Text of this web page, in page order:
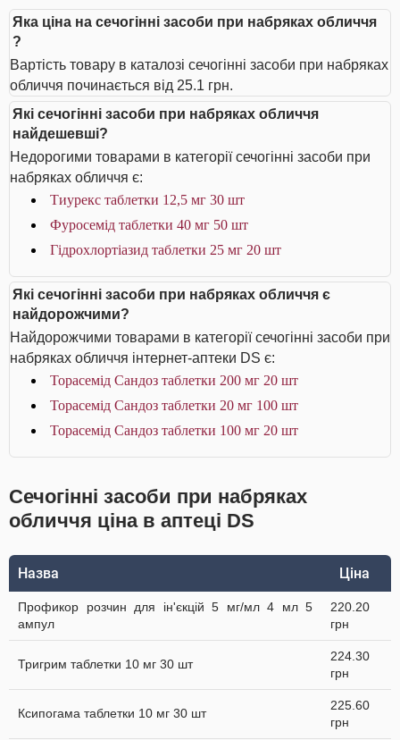
Яка ціна на сечогінні засоби при набряках обличчя
?
Вартість товару в каталозі сечогінні засоби при набряках
обличчя починається від 25.1 грн.
Які сечогінні засоби при набряках обличчя
найдешевші?
Недорогими товарами в категорії сечогінні засоби при
набряках обличчя є:
Тиурекс таблетки 12,5 мг 30 шт
Фуросемід таблетки 40 мг 50 шт
Гідрохлортіазид таблетки 25 мг 20 шт
Які сечогінні засоби при набряках обличчя є
найдорожчими?
Найдорожчими товарами в категорії сечогінні засоби при
набряках обличчя інтернет-аптеки DS є:
Торасемід Сандоз таблетки 200 мг 20 шт
Торасемід Сандоз таблетки 20 мг 100 шт
Торасемід Сандоз таблетки 100 мг 20 шт
Сечогінні засоби при набряках
обличчя ціна в аптеці DS
Назва Ціна
Профикор розчин для ін'єкцій 5 мг/мл 4 мл 5
ампул
220.20
грн
Тригрим таблетки 10 мг 30 шт
224.30
грн
Ксипогама таблетки 10 мг 30 шт
225.60
грн